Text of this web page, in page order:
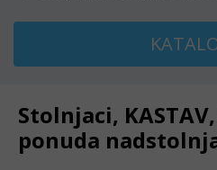
Stolnjaci,
ponuda